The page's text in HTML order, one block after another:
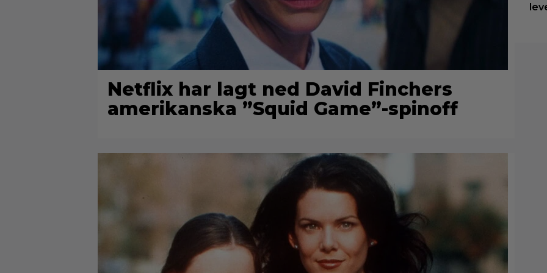
Netflix har lagt ned David Finchers
amerikanska ”Squid Game”-spinoff